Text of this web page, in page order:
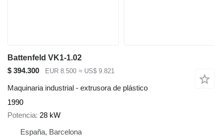
Battenfeld VK1-1.02
$ 394.300
EUR 8.500 ≈ US$ 9.821
Maquinaria industrial - extrusora de plástico
1990
Potencia 28 kW
España, Barcelona